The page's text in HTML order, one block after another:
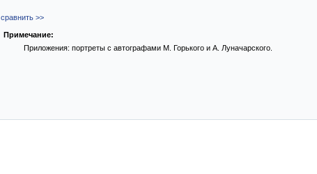
сравнить >>
Примечание:
Приложения: портреты с автографами М. Горького и А. Луначарского.